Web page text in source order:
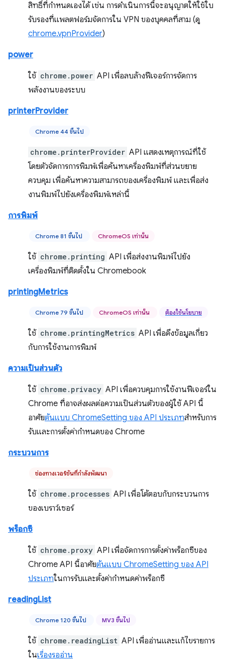
สิทธิ์ที่กำหนดเองได้ เช่น การดำเนินการนี้จะอนุญาตให้ใช้ใบ
รับรองที่แพลตฟอร์มจัดการใน VPN ของบุคคลที่สาม (ดู
chrome.vpnProvider)
power
ใช้ chrome.power API เพื่อลบล้างฟีเจอร์การจัดการ
พลังงานของระบบ
printerProvider
Chrome 44 ขึ้นไป
chrome.printerProvider API แสดงเหตุการณ์ที่ใช้
โดยตัวจัดการการพิมพ์เพื่อค้นหาเครื่องพิมพ์ที่ส่วนขยาย
ควบคุม เพื่อค้นหาความสามารถของเครื่องพิมพ์ และเพื่อส่ง
งานพิมพ์ไปยังเครื่องพิมพ์เหล่านี้
การพิมพ์
Chrome 81 ขึ้นไป ChromeOS เท่านั้น
ใช้ chrome.printing API เพื่อส่งงานพิมพ์ไปยัง
เครื่องพิมพ์ที่ติดตั้งใน Chromebook
printingMetrics
Chrome 79 ขึ้นไป ChromeOS เท่านั้น ต้องใช้นโยบาย
ใช้ chrome.printingMetrics API เพื่อดึงข้อมูลเกี่ยว
กับการใช้งานการพิมพ์
ความเป็นส่วนตัว
ใช้ chrome.privacy API เพื่อควบคุมการใช้งานฟีเจอร์ใน
Chrome ที่อาจส่งผลต่อความเป็นส่วนตัวของผู้ใช้ API นี้
อาศัยต้นแบบ ChromeSetting ของ API ประเภทสำหรับการ
รับและการตั้งค่ากำหนดของ Chrome
กระบวนการ
ช่องทางเวอร์ชันที่กำลังพัฒนา
ใช้ chrome.processes API เพื่อโต้ตอบกับกระบวนการ
ของเบราว์เซอร์
พร็อกซี
ใช้ chrome.proxy API เพื่อจัดการการตั้งค่าพร็อกซีของ
Chrome API นี้อาศัยต้นแบบ ChromeSetting ของ API
ประเภทในการรับและตั้งค่ากำหนดค่าพร็อกซี
readingList
Chrome 120 ขึ้นไป MV3 ขึ้นไป
ใช้ chrome.readingList API เพื่ออ่านและแก้ไขรายการ
ในเรื่องรออ่าน